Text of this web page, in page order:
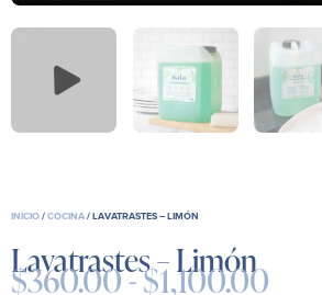
INICIO/COCINA/ LAVATRASTES – LIMÓN
Lavatrastes – Limón
$360.00-$1,100.00